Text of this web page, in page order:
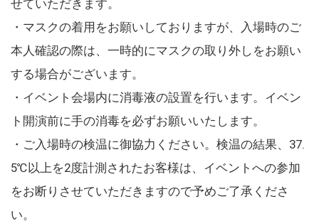
せていただきます。
・マスクの着用をお願いしておりますが、入場時のご
本人確認の際は、一時的にマスクの取り外しをお願い
する場合がございます。
・イベント会場内に消毒液の設置を行います。イベン
ト開演前に手の消毒を必ずお願いいたします。
・ご入場時の検温に御協力ください。検温の結果、37.
5℃以上を2度計測されたお客様は、イベントへの参加
をお断りさせていただきますので予めご了承くださ
い。